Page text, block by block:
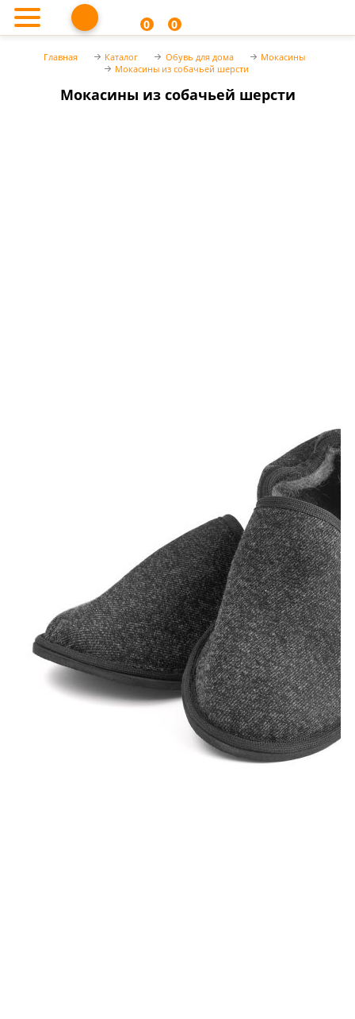
0 0
Главная Каталог Обувь для дома
Мокасины
Мокасины из собачьей шерсти
Мокасины из собачьей шерсти